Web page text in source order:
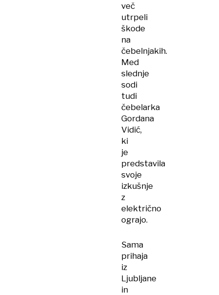
več
utrpeli
škode
na
čebelnjakih.
Med
slednje
sodi
tudi
čebelarka
Gordana
Vidić,
ki
je
predstavila
svoje
izkušnje
z
električno
ograjo.
Sama
prihaja
iz
Ljubljane
in